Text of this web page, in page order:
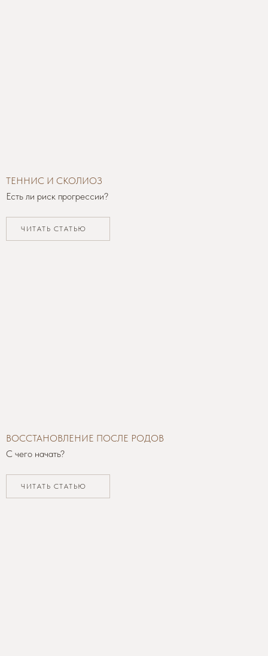
ТЕННИС И СКОЛИОЗ
Есть ли риск прогрессии?
ЧИТАТЬ СТАТЬЮ
ВОССТАНОВЛЕНИЕ ПОСЛЕ РОДОВ
С чего начать?
ЧИТАТЬ СТАТЬЮ